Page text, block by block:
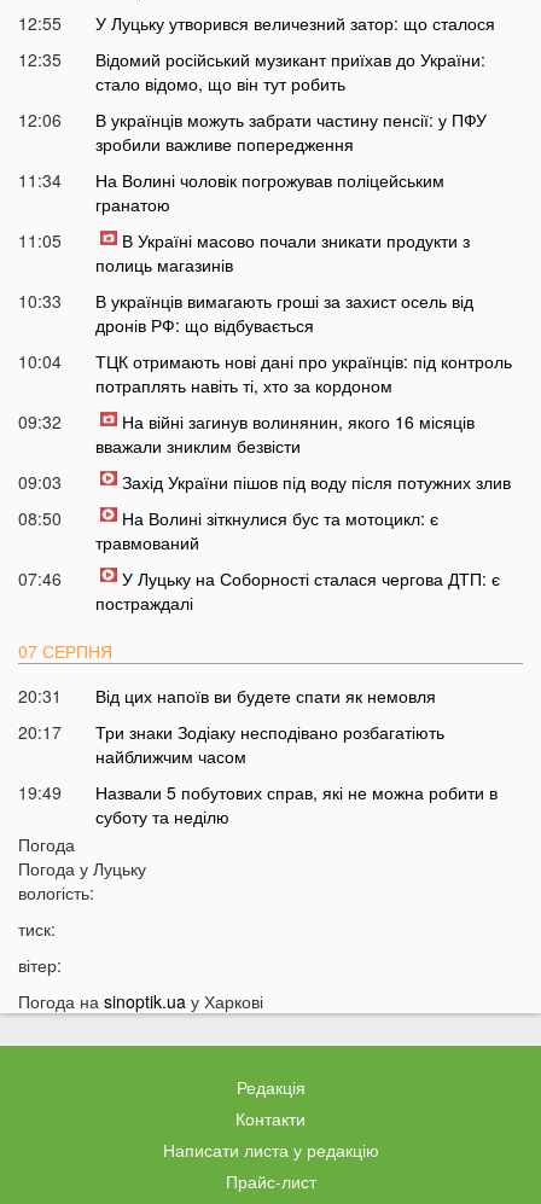
12:55
У Луцьку утворився величезний затор: що сталося
12:35
Відомий російський музикант приїхав до України:
стало відомо, що він тут робить
12:06
В українців можуть забрати частину пенсії: у ПФУ
зробили важливе попередження
11:34
На Волині чоловік погрожував поліцейським
гранатою
11:05
В Україні масово почали зникати продукти з
полиць магазинів
10:33
В українців вимагають гроші за захист осель від
дронів РФ: що відбувається
10:04
ТЦК отримають нові дані про українців: під контроль
потраплять навіть ті, хто за кордоном
09:32
На війні загинув волинянин, якого 16 місяців
вважали зниклим безвісти
09:03
Захід України пішов під воду після потужних злив
08:50
На Волині зіткнулися бус та мотоцикл: є
травмований
07:46
У Луцьку на Соборності сталася чергова ДТП: є
постраждалі
07 СЕРПНЯ
20:31
Від цих напоїв ви будете спати як немовля
20:17
Три знаки Зодіаку несподівано розбагатіють
найближчим часом
19:49
Назвали 5 побутових справ, які не можна робити в
суботу та неділю
19:30
19:15
18:52
на картку, але є важлива умова
18:12
Отримав переказ на картку? Штраф 34 тисячі
Затяжна війна та важка зима: тривожний прогноз для
На Волині військові ТЦК вибили вікно авто у
присутності поліції
Погода
Погода у Луцьку
вологість:
тиск:
вітер:
Погода на sinoptik.ua у Харкові
Редакція
Контакти
Написати листа у редакцію
Прайс-лист